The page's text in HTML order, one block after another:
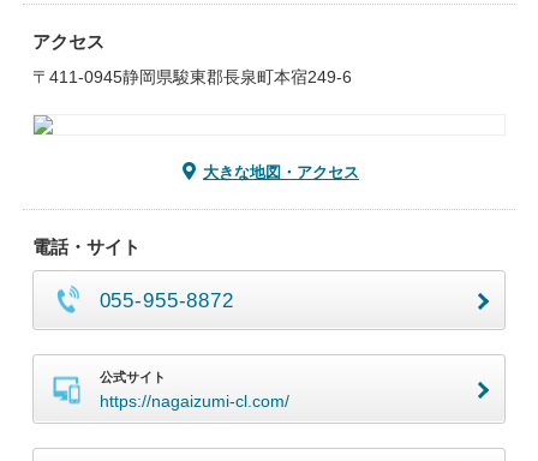
アクセス
〒411-0945静岡県駿東郡長泉町本宿249-6
大きな地図・アクセス
電話・サイト
055-955-8872
公式サイト
https://nagaizumi-cl.com/